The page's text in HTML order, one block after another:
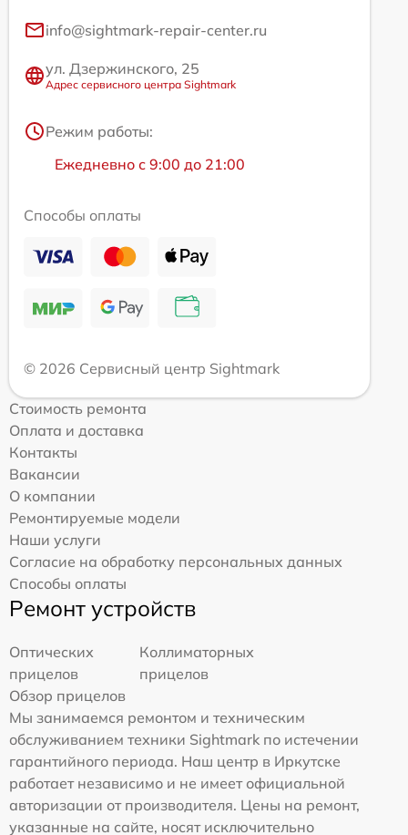
info@sightmark-repair-center.ru
ул. Дзержинского, 25
Адрес сервисного центра Sightmark
Режим работы:
Ежедневно с 9:00 до 21:00
Способы оплаты
© 2026 Сервисный центр Sightmark
Стоимость ремонта
Оплата и доставка
Контакты
Вакансии
О компании
Ремонтируемые модели
Наши услуги
Согласие на обработку персональных данных
Способы оплаты
Ремонт устройств
Оптических
прицелов
Коллиматорных
прицелов
Обзор прицелов
Мы занимаемся ремонтом и техническим
обслуживанием техники Sightmark по истечении
гарантийного периода. Наш центр в Иркутске
работает независимо и не имеет официальной
авторизации от производителя. Цены на ремонт,
указанные на сайте, носят исключительно